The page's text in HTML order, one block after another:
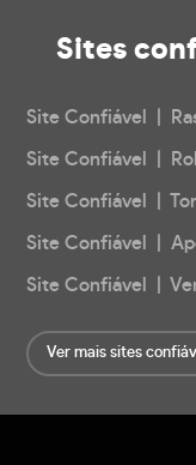
Sites
Site Confiável |
Site Confiável |
Site Confiável |
Site Confiável |
Site Confiável |
Ver mais sites